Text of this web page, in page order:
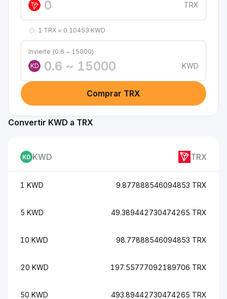
TRX
1 TRX ≈ 0.10453 KWD
Invierte (0.6 ~ 15000)
KD
KWD
Comprar TRX
Convertir KWD a TRX
KWD TRX
1 KWD 9.877888546094853 TRX
5 KWD 49.389442730474265 TRX
10 KWD 98.77888546094853 TRX
20 KWD 197.55777092189706 TRX
50 KWD 493.89442730474265 TRX